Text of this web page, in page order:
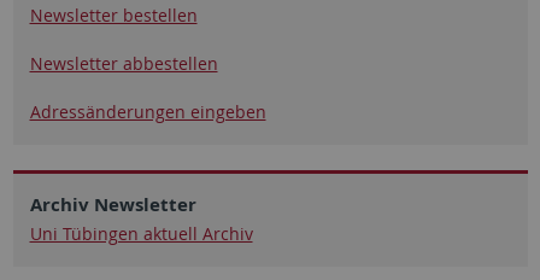
Newsletter bestellen
Newsletter abbestellen
Adressänderungen eingeben
Archiv Newsletter
Uni Tübingen aktuell Archiv